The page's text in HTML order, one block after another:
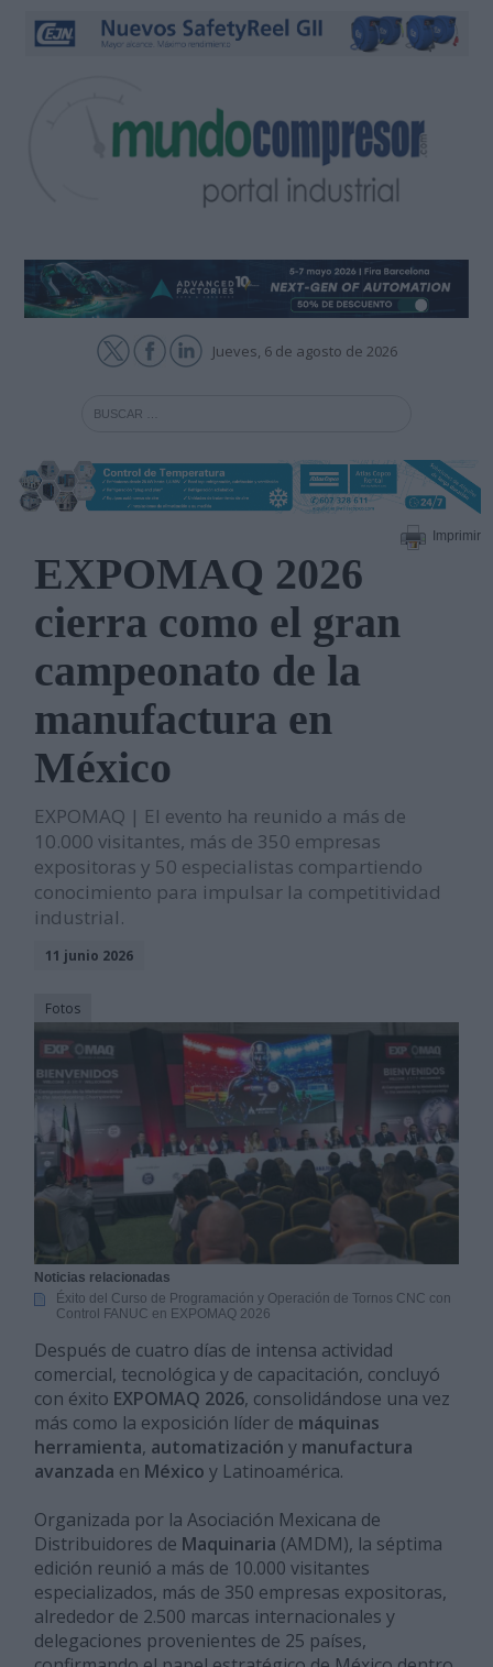
Jueves, 6 de agosto de 2026
Imprimir
EXPOMAQ 2026
cierra como el gran
campeonato de la
manufactura en
México
EXPOMAQ | El evento ha reunido a más de
10.000 visitantes, más de 350 empresas
expositoras y 50 especialistas compartiendo
conocimiento para impulsar la competitividad
industrial.
11 junio 2026
Fotos
Noticias relacionadas
Éxito del Curso de Programación y Operación de Tornos CNC con
Control FANUC en EXPOMAQ 2026
Después de cuatro días de intensa actividad
comercial, tecnológica y de capacitación, concluyó
con éxito EXPOMAQ 2026, consolidándose una vez
más como la exposición líder de máquinas
herramienta, automatización y manufactura
avanzada en Méxicoy Latinoamérica.
Organizada por la Asociación Mexicana de
Distribuidores de Maquinaria (AMDM), la séptima
edición reunió a más de 10.000 visitantes
especializados, más de 350 empresas expositoras,
alrededor de 2.500 marcas internacionales y
delegaciones provenientes de 25 países,